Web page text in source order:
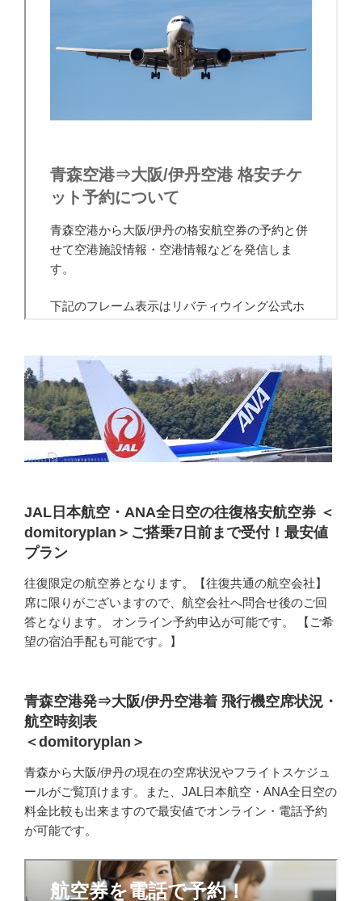
JAL日本航空・ANA全日空の往復格安航空券 ＜
domitoryplan＞ご搭乗7日前まで受付！最安値
プラン
往復限定の航空券となります。【往復共通の航空会社】
席に限りがございますので、航空会社へ問合せ後のご回
答となります。 オンライン予約申込が可能です。 【ご希
望の宿泊手配も可能です。】
青森空港発⇒大阪/伊丹空港着 飛行機空席状況・
航空時刻表
＜domitoryplan＞
青森から大阪/伊丹の現在の空席状況やフライトスケジュ
ールがご覧頂けます。また、JAL日本航空・ANA全日空の
料金比較も出来ますので最安値でオンライン・電話予約
が可能です。